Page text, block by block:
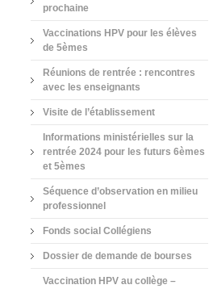
prochaine
Vaccinations HPV pour les élèves
de 5èmes
Réunions de rentrée : rencontres
avec les enseignants
Visite de l’établissement
Informations ministérielles sur la
rentrée 2024 pour les futurs 6èmes
et 5èmes
Séquence d’observation en milieu
professionnel
Fonds social Collégiens
Dossier de demande de bourses
Vaccination HPV au collège –